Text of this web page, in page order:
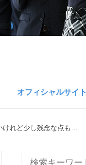
オフィシャルサイト
けれど少し残念な点も…